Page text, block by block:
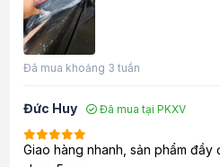
Đã mua khoảng 3 tuần
Đức Huy Đã mua tại PKXV
Giao hàng nhanh, sản phẩm đầy